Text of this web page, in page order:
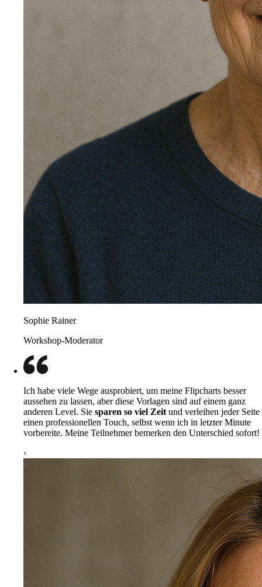
Sophie Rainer
Workshop-Moderator
Ich habe viele Wege ausprobiert, um meine Flipcharts besser
aussehen zu lassen, aber diese Vorlagen sind auf einem ganz
anderen Level. Sie sparen so viel Zeitund verleihen jeder Seite
einen professionellen Touch, selbst wenn ich in letzter Minute
vorbereite. Meine Teilnehmer bemerken den Unterschied sofort!
›